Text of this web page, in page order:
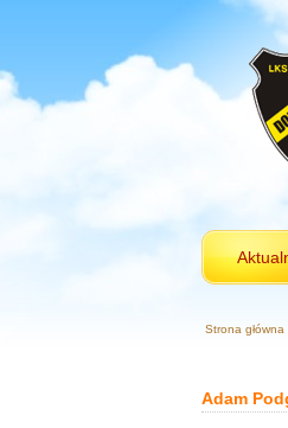
Strona główna
Adam